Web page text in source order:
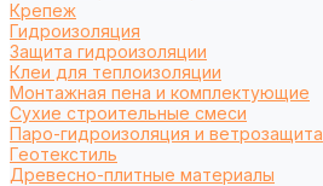
Крепеж
Гидроизоляция
Защита гидроизоляции
Клеи для теплоизоляции
Монтажная пена и комплектующие
Сухие строительные смеси
Паро-гидроизоляция и ветрозащита
Геотекстиль
Древесно-плитные материалы